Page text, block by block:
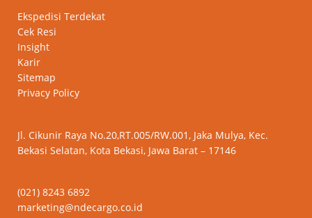
Ekspedisi Terdekat
Cek Resi
Insight
Karir
Sitemap
Privacy Policy
Jl. Cikunir Raya No.20,RT.005/RW.001, Jaka Mulya, Kec.
Bekasi Selatan, Kota Bekasi, Jawa Barat – 17146
(021) 8243 6892
marketing@ndecargo.co.id